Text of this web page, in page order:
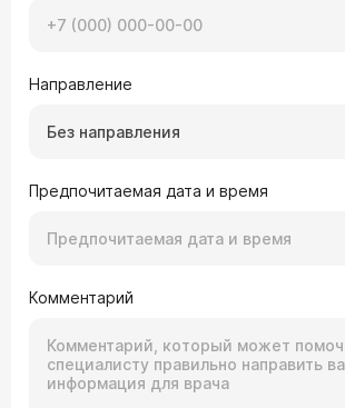
Направление
Без направления
Предпочитаемая дата и время
Комментарий